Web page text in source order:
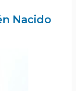
Nacido